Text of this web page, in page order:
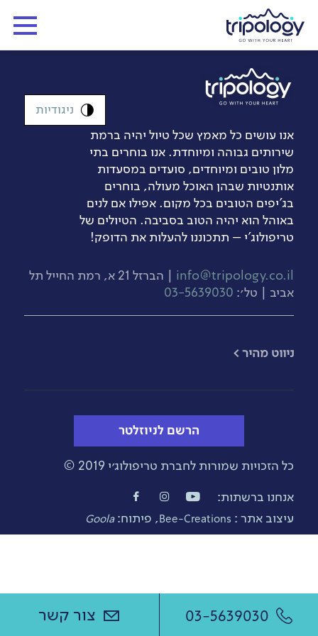
אנו עושים כל מאמץ שכל טיול יהיה ברמת
שירותים גבוהה ומיוחדת. אנו בוחרים בתי
מלון טובים ומיוחדים, סועדים במסעדות
אותנטיות שבהן האוכל מעולה, בוחרים
בג’יפים הטובים בכל מקום. אפילו אם לנים
באוהל הוא יהיה הטוב בסביבה. הטיולים של
טריפולוג'י – תתכוננו להעלות את הדופק!
info@tripology.co.il
| הברזל 21 א, רמת החייל תל
אביב | טל׳: 03-5639030
ניגודיות
​ניווט מהיר >
הרשם לניוזלטר
כל הזכויות שמורות לחברת טריפולוג׳י 2019 ©
עיצוב אתר : Bee-Creations, פיתוח:Goola
אנחנו ברשתות:
03-5639030 צור קשר